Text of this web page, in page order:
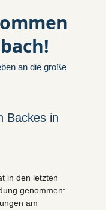
an die große
Backes in
in den letzten
genommen:
am